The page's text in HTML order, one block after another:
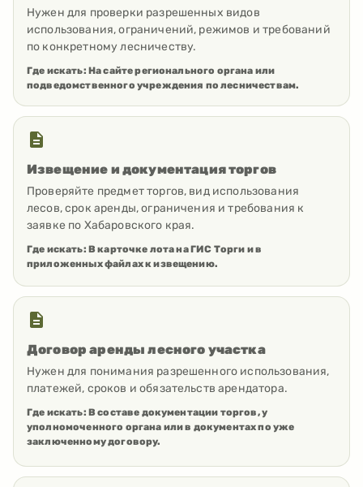
Нужен для проверки разрешенных видов
использования, ограничений, режимов и требований
по конкретному лесничеству.
Где искать: На сайте регионального органа или
подведомственного учреждения по лесничествам.
Извещение и документация торгов
Проверяйте предмет торгов, вид использования
лесов, срок аренды, ограничения и требования к
заявке по Хабаровского края.
Где искать: В карточке лота на ГИС Торги и в
приложенных файлах к извещению.
Договор аренды лесного участка
Нужен для понимания разрешенного использования,
платежей, сроков и обязательств арендатора.
Где искать: В составе документации торгов, у
уполномоченного органа или в документах по уже
заключенному договору.